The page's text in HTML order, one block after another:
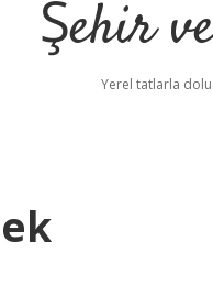
Şehir
Yerel tatlarla